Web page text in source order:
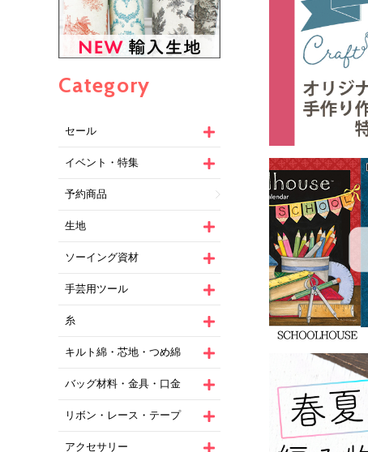
Category
セール
イベント・特集
予約商品
生地
ソーイング資材
手芸用ツール
糸
キルト綿・芯地・つめ綿
バッグ材料・金具・口金
リボン・レース・テープ
アクセサリー